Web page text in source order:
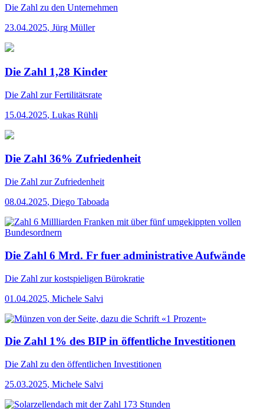
Die Zahl zu den Unternehmen
23.04.2025, Jürg Müller
Die Zahl 1,28 Kinder
Die Zahl zur Fertilitätsrate
15.04.2025, Lukas Rühli
Die Zahl 36% Zufriedenheit
Die Zahl zur Zufriedenheit
08.04.2025, Diego Taboada
Die Zahl 6 Mrd. Fr fuer administrative Aufwände
Die Zahl zur kostspieligen Bürokratie
01.04.2025, Michele Salvi
Die Zahl 1% des BIP in öffentliche Investitionen
Die Zahl zu den öffentlichen Investitionen
25.03.2025, Michele Salvi